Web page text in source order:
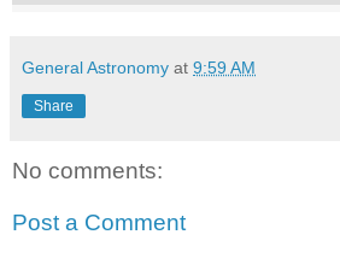
General Astronomy at 9:59 AM
Share
No comments:
Post a Comment